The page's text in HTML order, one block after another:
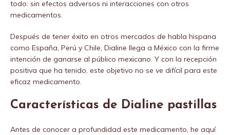
todo: sin efectos adversos ni interacciones con otros
medicamentos.
Después de tener éxito en otros mercados de habla hispana
como España, Perú y Chile, Dialine llega a México con la firme
intención de ganarse al público mexicano. Y con la recepción
positiva que ha tenido, este objetivo no se ve difícil para este
eficaz medicamento.
Características de Dialine pastillas
Antes de conocer a profundidad este medicamento, he aquí